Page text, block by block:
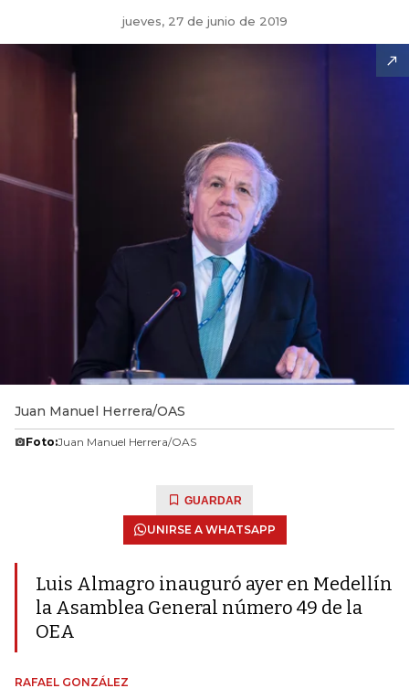
jueves, 27 de junio de 2019
Juan Manuel Herrera/OAS
Foto:Juan Manuel Herrera/OAS
GUARDAR
UNIRSE A WHATSAPP
Luis Almagro inauguró ayer en Medellín
la Asamblea General número 49 de la
OEA
RAFAEL GONZÁLEZ